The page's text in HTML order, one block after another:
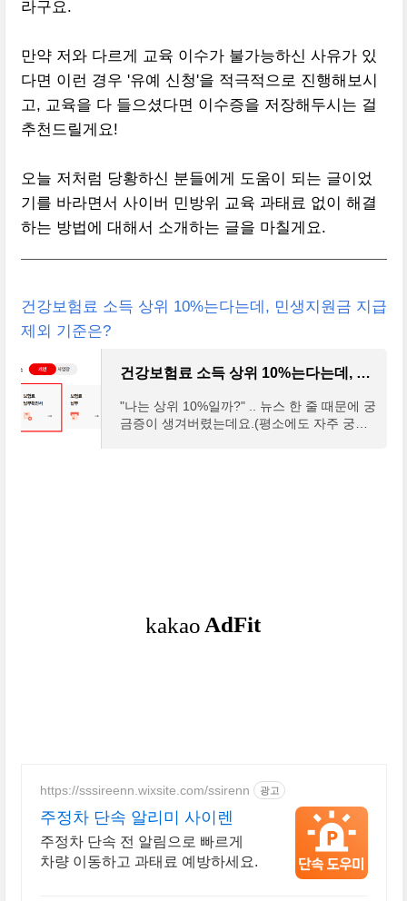
라구요.
만약 저와 다르게 교육 이수가 불가능하신 사유가 있
다면 이런 경우 '유예 신청'을 적극적으로 진행해보시
고, 교육을 다 들으셨다면 이수증을 저장해두시는 걸
추천드릴게요!
오늘 저처럼 당황하신 분들에게 도움이 되는 글이었
기를 바라면서 사이버 민방위 교육 과태료 없이 해결
하는 방법에 대해서 소개하는 글을 마칠게요.
건강보험료 소득 상위 10%는다는데, 민생지원금 지급
제외 기준은?
건강보험료 소득 상위 10%는다는데, 민생지원금 지급 제외 기준은?
"나는 상위 10%일까?" .. 뉴스 한 줄 때문에 궁
금증이 생겨버렸는데요.(평소에도 자주 궁금
https://sssireenn.wixsite.com/ssirenn 광고
주정차 단속 알리미 사이렌
주정차 단속 전 알림으로 빠르게
차량 이동하고 과태료 예방하세요.